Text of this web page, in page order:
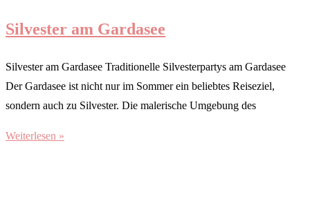
Silvester am Gardasee
Silvester am Gardasee Traditionelle Silvesterpartys am Gardasee
Der Gardasee ist nicht nur im Sommer ein beliebtes Reiseziel,
sondern auch zu Silvester. Die malerische Umgebung des
Weiterlesen »